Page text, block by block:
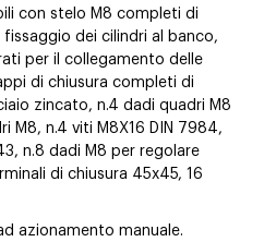
con stelo M8 completi di
dei cilindri al banco,
per il collegamento delle
di chiusura completi di
zincato, n.4 dadi quadri M8
M8, n.4 viti M8X16 DIN 7984,
n.8 dadi M8 per regolare
di chiusura 45x45, 16
azionamento manuale.